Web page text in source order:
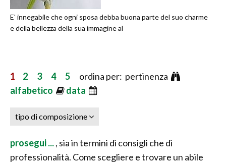
E' innegabile che ogni sposa debba buona parte del suo charme
e della bellezza della sua immagine al
1 2 3 4 5 ordina per: pertinenza
alfabetico
data
tipo di composizione
prosegui ..., sia in termini di consigli che di
professionalità. Come scegliere e trovare un abile